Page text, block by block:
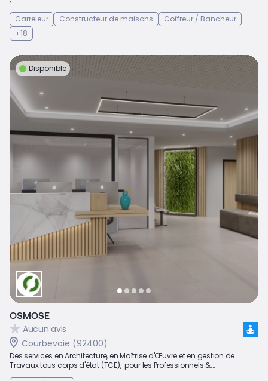
Carreleur
Constructeur de maisons
Coffreur / Bancheur
+18
Disponible
OSMOSE
Aucun avis
Courbevoie (92400)
Des services en Architecture, en Maîtrise d'Œuvre et en gestion de
Travaux tous corps d'état (TCE), pour les Professionnels &...